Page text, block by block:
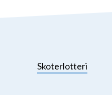
Skoterlotteri